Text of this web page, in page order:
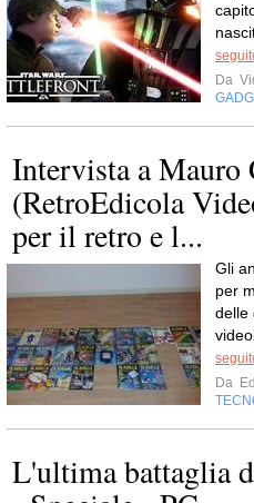
Da
Intervista a Mauro
(RetroEdicola
per il retro e l...
Gli
per
delle
Da
L'ultima battaglia